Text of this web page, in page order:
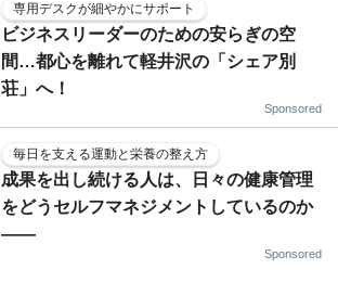
専用デスクが細やかにサポート
ビジネスリーダーのための安らぎの空
間…都心を離れて軽井沢の「シェア別
荘」へ！
Sponsored
毎日を支える運動と栄養の整え方
成果を出し続ける人は、日々の健康管理
をどうセルフマネジメントしているのか
——
Sponsored